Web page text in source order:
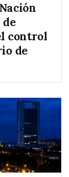
control
de